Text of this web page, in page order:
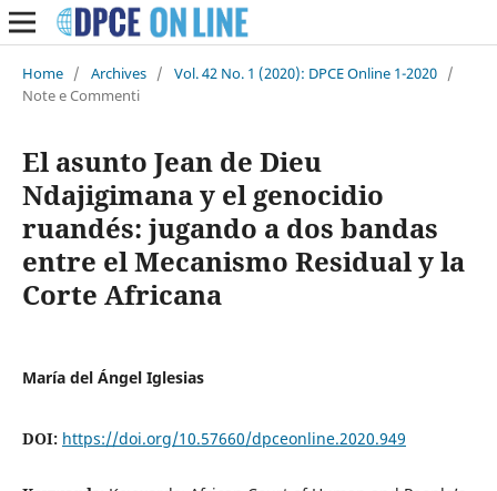
Home / Archives / Vol. 42 No. 1 (2020): DPCE Online 1-2020 /
Note e Commenti
El asunto Jean de Dieu
Ndajigimana y el genocidio
ruandés: jugando a dos bandas
entre el Mecanismo Residual y la
Corte Africana
María del Ángel Iglesias
DOI: https://doi.org/10.57660/dpceonline.2020.949